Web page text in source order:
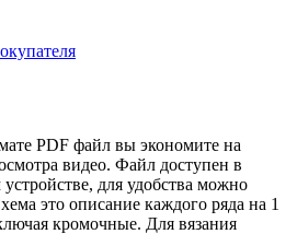
PDF файл вы экономите на
видео. Файл доступен в
для удобства можно
это описание каждого ряда на 1
кромочные. Для вязания